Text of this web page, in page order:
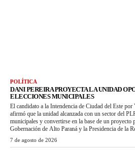
POLÍTICA
DANI PEREIRA PROYECTA LA UNIDAD
ELECCIONES MUNICIPALES
El candidato a la Intendencia de Ciudad del Este
afirmó que la unidad alcanzada con un sector del
municipales y convertirse en la base de un proyecto
Gobernación de Alto Paraná y la Presidencia de la
7 de agosto de 2026